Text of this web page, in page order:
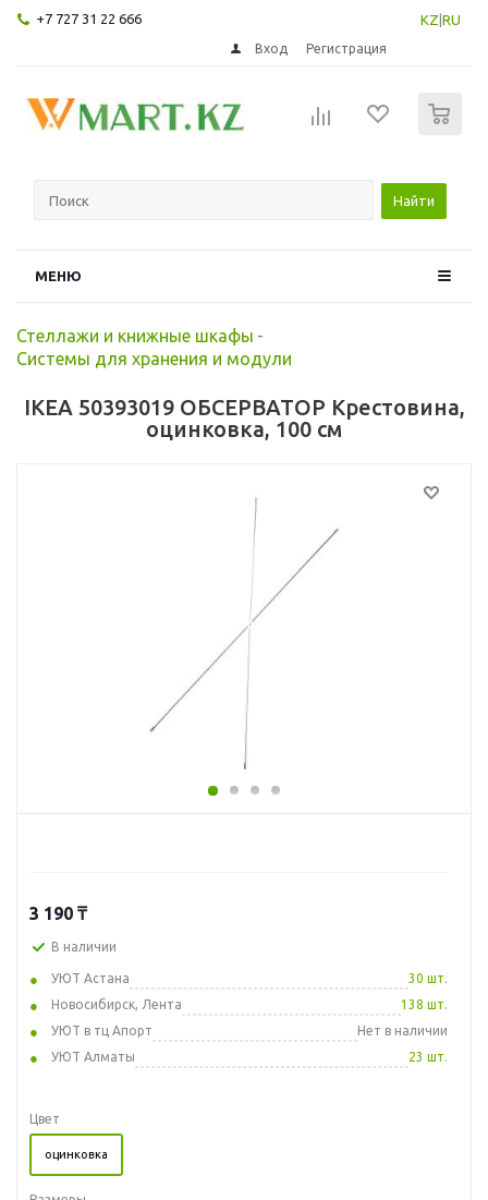
+7 727 31 22 666 KZ RU
Вход Регистрация
Найти
МЕНЮ
Стеллажи и книжные шкафы -
Системы для хранения и модули
IKEA 50393019 ОБСЕРВАТОР Крестовина,
оцинковка, 100 см
3 190 ₸
В наличии
УЮТ Астана
30 шт.
Новосибирск, Лента
138 шт.
УЮТ в тц Апорт
Нет в наличии
УЮТ Алматы
23 шт.
Цвет
оцинковка